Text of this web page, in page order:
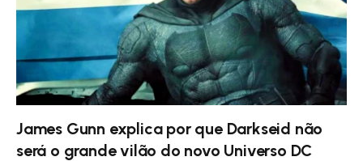
James Gunn explica por que Darkseid não
será o grande vilão do novo Universo DC